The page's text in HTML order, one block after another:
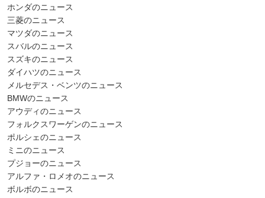
ホンダのニュース
三菱のニュース
マツダのニュース
スバルのニュース
スズキのニュース
ダイハツのニュース
メルセデス・ベンツのニュース
BMWのニュース
アウディのニュース
フォルクスワーゲンのニュース
ポルシェのニュース
ミニのニュース
プジョーのニュース
アルファ・ロメオのニュース
ボルボのニュース